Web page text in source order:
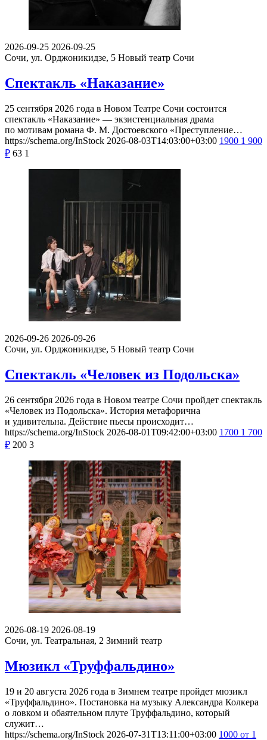
2026-09-25 2026-09-25
Сочи, ул. Орджоникидзе, 5 Новый театр Сочи
Спектакль «Наказание»
25 сентября 2026 года в Новом Театре Сочи состоится
спектакль «Наказание» — экзистенциальная драма
по мотивам романа Ф. М. Достоевского «Преступление…
https://schema.org/InStock 2026-08-03T14:03:00+03:00 1900 1 900
₽ 63 1
2026-09-26 2026-09-26
Сочи, ул. Орджоникидзе, 5 Новый театр Сочи
Спектакль «Человек из Подольска»
26 сентября 2026 года в Новом театре Сочи пройдет спектакль
«Человек из Подольска». История метафорична
и удивительна. Действие пьесы происходит…
https://schema.org/InStock 2026-08-01T09:42:00+03:00 1700 1 700
₽ 200 3
2026-08-19 2026-08-19
Сочи, ул. Театральная, 2 Зимний театр
Мюзикл «Труффальдино»
19 и 20 августа 2026 года в Зимнем театре пройдет мюзикл
«Труффальдино». Постановка на музыку Александра Колкера
о ловком и обаятельном плуте Труффальдино, который
служит…
https://schema.org/InStock 2026-07-31T13:11:00+03:00 1000 от 1